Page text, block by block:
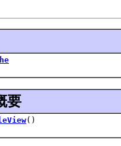
要
()